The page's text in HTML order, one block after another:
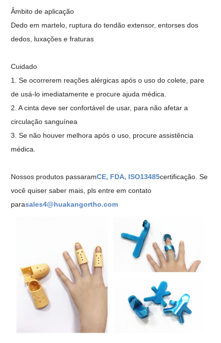
Âmbito de aplicação
Dedo em martelo, ruptura do tendão extensor, entorses dos
dedos, luxações e fraturas
Cuidado
1. Se ocorrerem reações alérgicas após o uso do colete, pare
de usá-lo imediatamente e procure ajuda médica.
2. A cinta deve ser confortável de usar, para não afetar a
circulação sanguínea
3. Se não houver melhora após o uso, procure assistência
médica.
Nossos produtos passaramCE, FDA, ISO13485certificação. Se
você quiser saber mais, pls entre em contato
parasales4@huakangortho.com